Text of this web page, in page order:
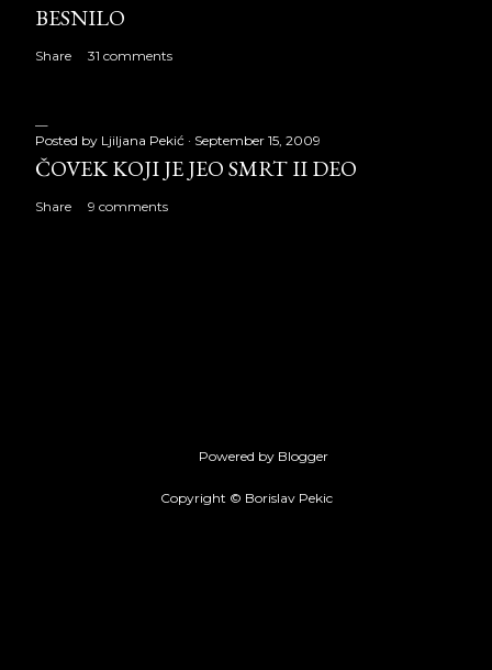
BESNILO
Share 31 comments
Posted by Ljiljana Pekić September 15, 2009
ČOVEK KOJI JE JEO SMRT II DEO
Share 9 comments
Powered by Blogger
Copyright © Borislav Pekic